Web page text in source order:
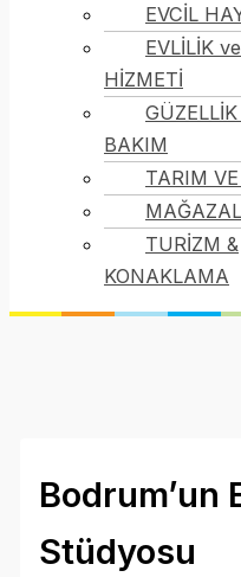
EVCİL
EVLİLİK
HİZMETİ
BAKIM
TARIM
TURİZM &
KONAKLAMA
Bodrum’un
Stüdyosu